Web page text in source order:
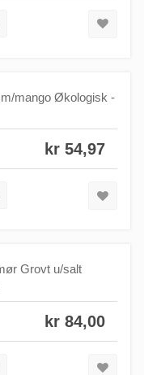
mango Økologisk -
kr 54,97
Grovt u/salt
kr 84,00